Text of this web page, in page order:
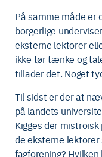
På samme måde er
borgerlige
eksterne lektorer
ikke tør tænke og
tillader det. Noget
Til sidst er der at
på landets
Kigges der
de eksterne lektorer
fagforening?